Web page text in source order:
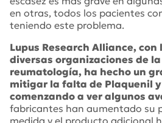
en otras, todos los pacientes
teniendo este problema.
Lupus Research Alliance,
diversas organizaciones de
reumatología, ha hecho un
mitigar la falta de Plaquenil
comenzando a ver algunos
fabricantes han aumentado su
medida y el producto adicional